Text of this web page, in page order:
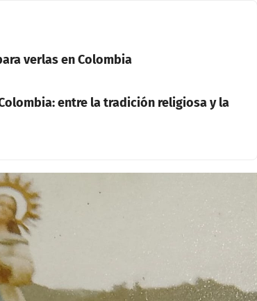
verlas en Colombia
entre la tradición religiosa y la